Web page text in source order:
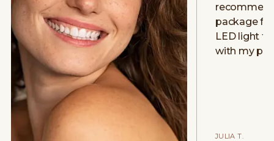
package
LED light
with my
JULIA T.